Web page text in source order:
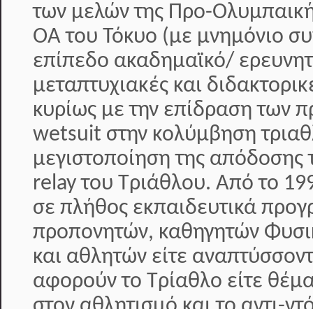
των μελών της Προ-
ΟΑ του Τόκυο (με μνημόνιο
επίπεδο ακαδημαϊκό/
μεταπτυχιακές και
κυρίως με την επίδραση των
wetsuit στην κολύμβηση
μεγιστοποίηση της
relay του Τριάθλου. Από το
σε πλήθος εκπαιδευτικά
προπονητών, καθηγητών
και αθλητών είτε
αφορούν το Τρίαθλο είτε